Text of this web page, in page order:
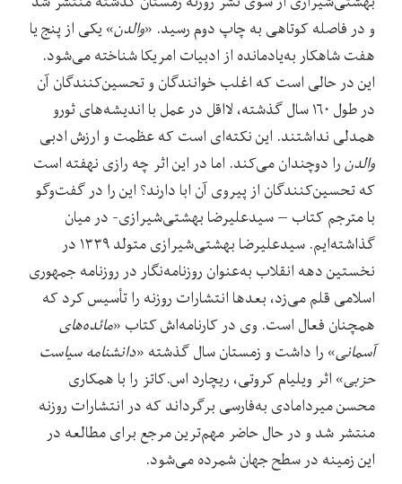
و در فاصله کوتاهی به چاپ دوم رسید. «والدن» یکی از پنج یا
هفت شاهکار به‌یادمانده از ادبیات امریکا شناخته می‌شود.
این در حالی است که اغلب خوانندگان و تحسین‌کنندگان آن
در طول ۱۶۰ سال گذشته، لااقل در عمل با اندیشه‌های ثورو
همدلی نداشتند. این نکته‌ای است که عظمت و ارزش ادبی
والدنرا دوچندان می‌کند. اما در این اثر چه رازی نهفته است
که تحسین‌کنندگان از پیروی آن ابا دارند؟ این را در گفت‌وگو
با مترجم کتاب – سیدعلیرضا بهشتی‌شیرازی- در میان
گذاشته‌ایم. سیدعلیرضا بهشتی‌شیرازی متولد ۱۳۳۹ در
نخستین دهه انقلاب به‌عنوان روزنامه‌نگار در روزنامه جمهوری
اسلامی قلم می‌زد، بعدها انتشارات روزنه را تأسیس کرد که
همچنان فعال است. وی در کارنامه‌اش کتاب «مائده‌های
آسمانی» را داشت و زمستان سال گذشته «دانشنامه سیاست
حزبی» اثر ویلیام کروتی، ریچارد اس.کاتز را با همکاری
محسن میردامادی به‌فارسی برگرداند که در انتشارات روزنه
منتشر شد و در حال حاضر مهم‌ترین مرجع برای مطالعه در
این زمینه در سطح جهان شمرده می‌شود.